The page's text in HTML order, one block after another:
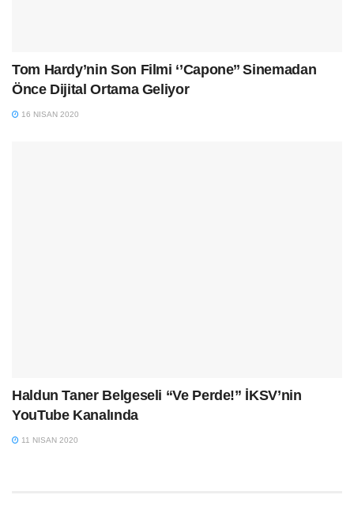
Tom Hardy’nin Son Filmi ‘’Capone’’ Sinemadan
Önce Dijital Ortama Geliyor
16 NISAN 2020
Haldun Taner Belgeseli “Ve Perde!” İKSV’nin
YouTube Kanalında
11 NISAN 2020